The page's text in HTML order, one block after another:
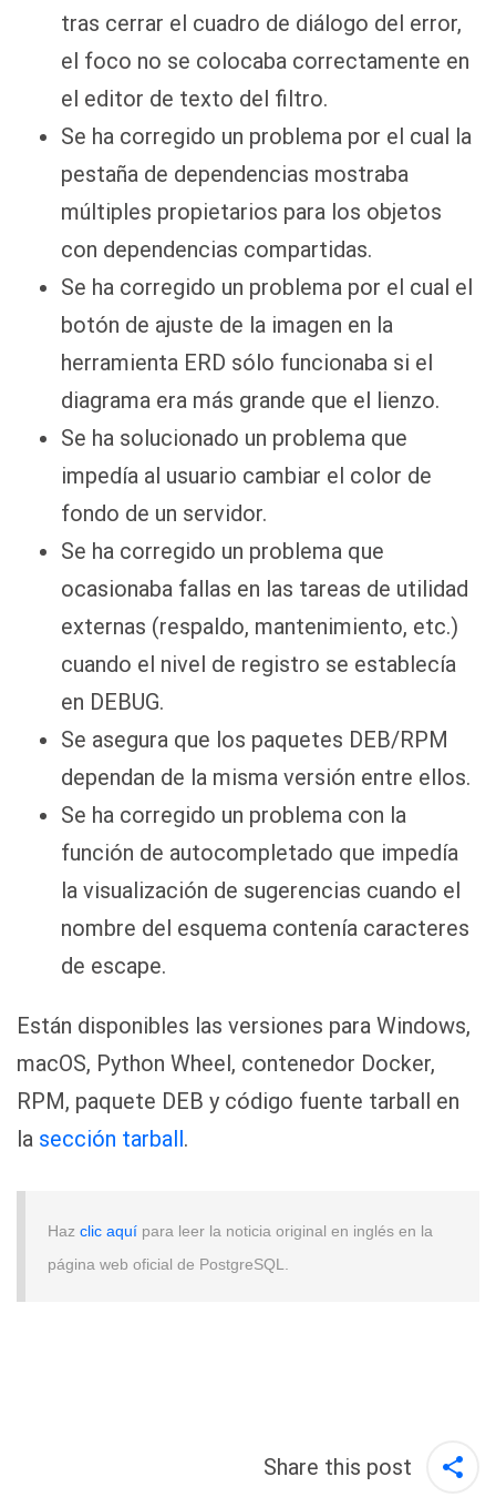
tras cerrar el cuadro de diálogo del error,
el foco no se colocaba correctamente en
el editor de texto del filtro.
Se ha corregido un problema por el cual la
pestaña de dependencias mostraba
múltiples propietarios para los objetos
con dependencias compartidas.
Se ha corregido un problema por el cual el
botón de ajuste de la imagen en la
herramienta ERD sólo funcionaba si el
diagrama era más grande que el lienzo.
Se ha solucionado un problema que
impedía al usuario cambiar el color de
fondo de un servidor.
Se ha corregido un problema que
ocasionaba fallas en las tareas de utilidad
externas (respaldo, mantenimiento, etc.)
cuando el nivel de registro se establecía
en DEBUG.
Se asegura que los paquetes DEB/RPM
dependan de la misma versión entre ellos.
Se ha corregido un problema con la
función de autocompletado que impedía
la visualización de sugerencias cuando el
nombre del esquema contenía caracteres
de escape.
Están disponibles las versiones para Windows,
macOS, Python Wheel, contenedor Docker,
RPM, paquete DEB y código fuente tarball en
la sección tarball.
Haz clic aquí para leer la noticia original en inglés en la
página web oficial de PostgreSQL.
Share this post